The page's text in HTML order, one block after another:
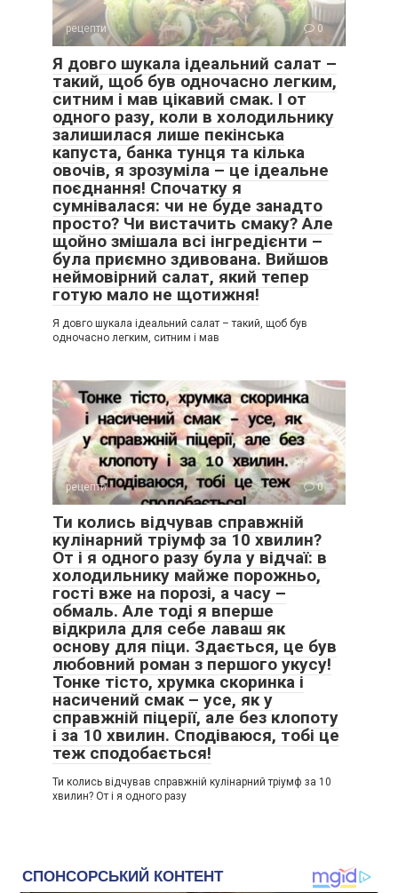
рецепти 0
Я довго шукала ідеальний салат –
такий, щоб був одночасно легким,
ситним і мав цікавий смак. І от
одного разу, коли в холодильнику
залишилася лише пекінська
капуста, банка тунця та кілька
овочів, я зрозуміла – це ідеальне
поєднання! Спочатку я
сумнівалася: чи не буде занадто
просто? Чи вистачить смаку? Але
щойно змішала всі інгредієнти –
була приємно здивована. Вийшов
неймовірний салат, який тепер
готую мало не щотижня!
Я довго шукала ідеальний салат – такий, щоб був
одночасно легким, ситним і мав
рецепти 0
Ти колись відчував справжній
кулінарний тріумф за 10 хвилин?
От і я одного разу була у відчаї: в
холодильнику майже порожньо,
гості вже на порозі, а часу –
обмаль. Але тоді я вперше
відкрила для себе лаваш як
основу для піци. Здається, це був
любовний роман з першого укусу!
Тонке тісто, хрумка скоринка і
насичений смак – усе, як у
справжній піцерії, але без клопоту
і за 10 хвилин. Сподіваюся, тобі це
теж сподобається!
Ти колись відчував справжній кулінарний тріумф за 10
хвилин? От і я одного разу